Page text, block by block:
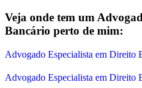
Veja onde tem um
Bancário perto de mim:
Advogado Especialista em Direito
Advogado Especialista em Direito